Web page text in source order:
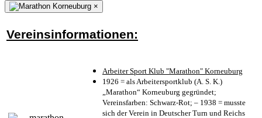
×
Vereinsinformationen:
Arbeiter Sport Klub "Marathon" Korneuburg
1926 = als Arbeitersportklub (A. S. K.)
„Marathon“ Korneuburg gegründet;
Vereinsfarben: Schwarz-Rot; – 1938 = musste
sich der Verein in Deutscher Turn und Reichs